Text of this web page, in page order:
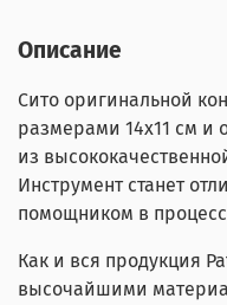
Описание
Сито оригинальной
размерами 14х11 см и
из
Инструмент станет
помощником в
Как и вся продукция
высочайшими